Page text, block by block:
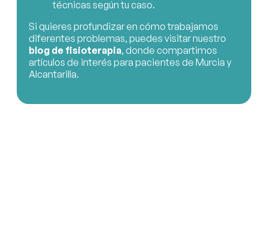
técnicas según tu caso.
Si quieres profundizar en cómo trabajamos
diferentes problemas, puedes visitar nuestro
blog de fisioterapia, donde compartimos
artículos de interés para pacientes de Murcia y
Alcantarilla.